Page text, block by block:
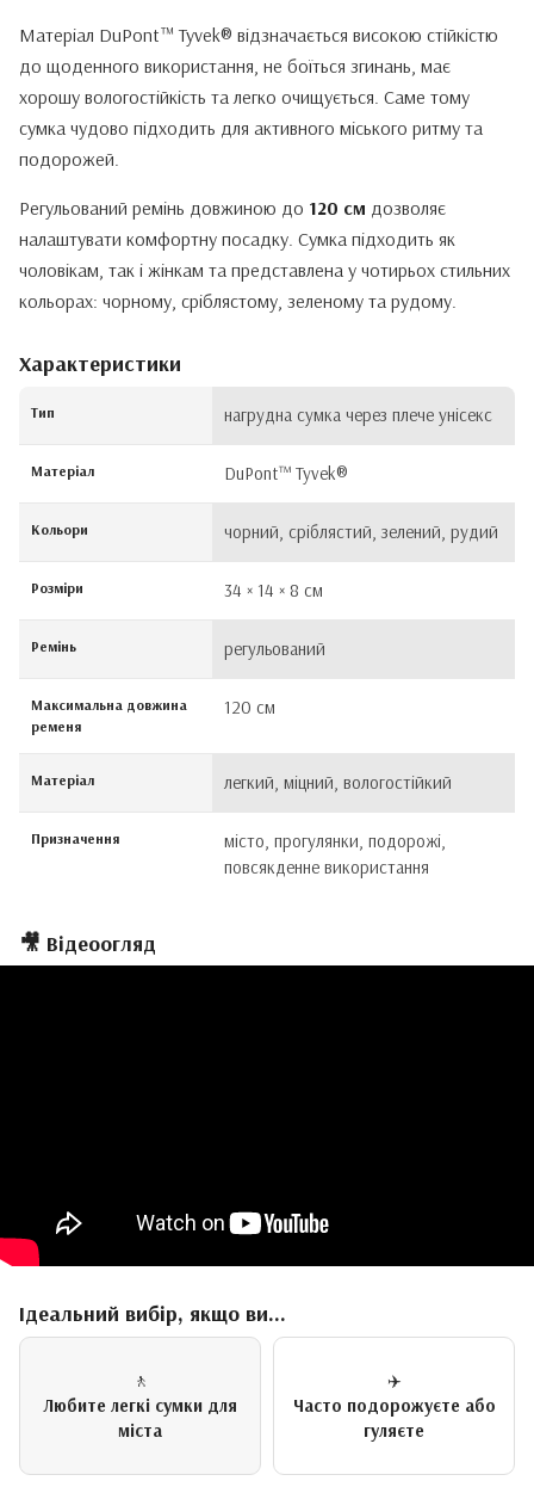
Матеріал DuPont™ Tyvek® відзначається високою стійкістю
до щоденного використання, не боїться згинань, має
хорошу вологостійкість та легко очищується. Саме тому
сумка чудово підходить для активного міського ритму та
подорожей.
Регульований ремінь довжиною до 120 см дозволяє
налаштувати комфортну посадку. Сумка підходить як
чоловікам, так і жінкам та представлена у чотирьох стильних
кольорах: чорному, сріблястому, зеленому та рудому.
Характеристики
Тип нагрудна сумка через плече унісекс
Матеріал DuPont™ Tyvek®
Кольори чорний, сріблястий, зелений, рудий
Розміри 34 × 14 × 8 см
Ремінь регульований
Максимальна довжина
ременя
120 см
Матеріал легкий, міцний, вологостійкий
Призначення
місто, прогулянки, подорожі,
повсякденне використання
🎥 Відеоогляд
Ідеальний вибір, якщо ви...
🚶
Любите легкі сумки для
міста
✈️
Часто подорожуєте або
гуляєте